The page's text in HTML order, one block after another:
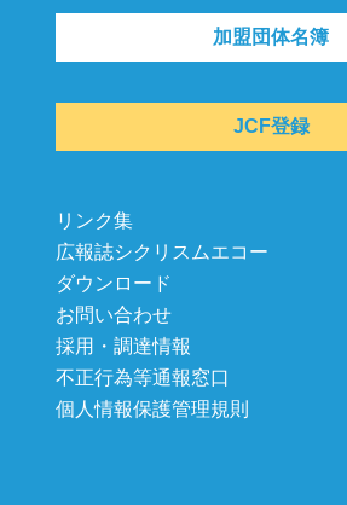
加盟団体名簿
JCF登録
リンク集
広報誌シクリスムエコー
ダウンロード
お問い合わせ
採用・調達情報
不正行為等通報窓口
個人情報保護管理規則